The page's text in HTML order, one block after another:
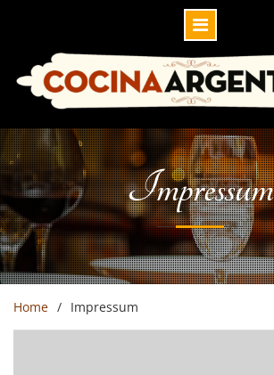
content
Impressum
Home Impressum